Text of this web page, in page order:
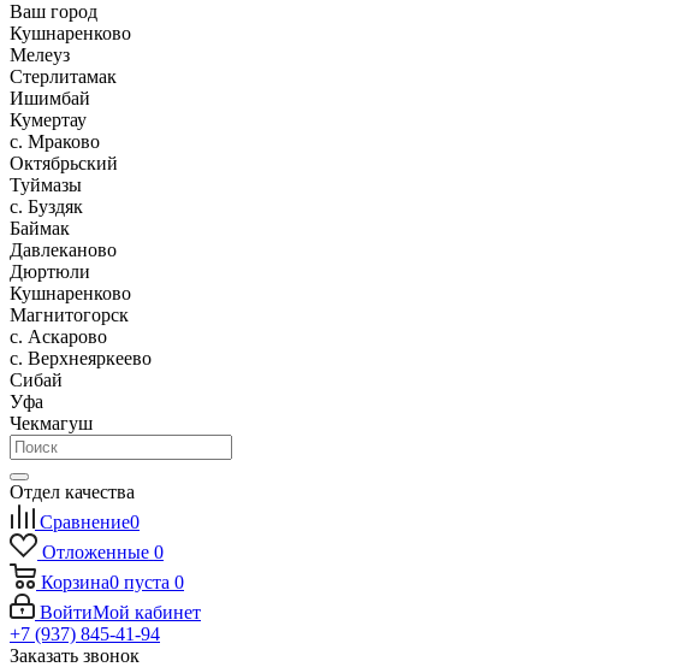
Ваш город
Кушнаренково
Мелеуз
Стерлитамак
Ишимбай
Кумертау
c. Мраково
Октябрьский
Туймазы
c. Буздяк
Баймак
Давлеканово
Дюртюли
Кушнаренково
Магнитогорск
с. Аскарово
с. Верхнеяркеево
Сибай
Уфа
Чекмагуш
Отдел качества
Сравнение0
Отложенные 0
Корзина0 пуста 0
ВойтиМой кабинет
+7 (937) 845-41-94
Заказать звонок